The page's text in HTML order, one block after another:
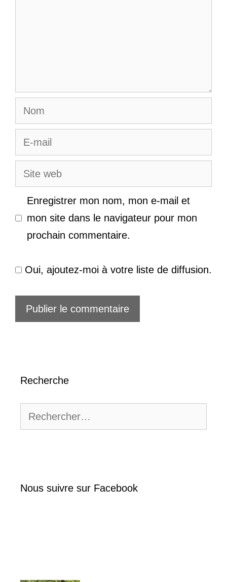
Nom
E-
mail
Site
web
Enregistrer mon nom, mon e-mail et
mon site dans le navigateur pour mon
prochain commentaire.
Oui, ajoutez-moi à votre liste de diffusion.
Recherche
Nous suivre sur Facebook